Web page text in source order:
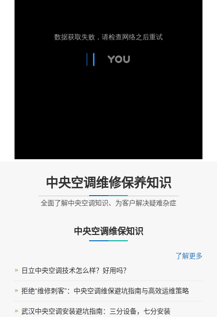
中央空调维修保养知识
全面了解中央空调知识、为客户解决疑难杂症
中央空调维保知识
了解更多
日立中央空调技术怎么样？好用吗？
拒绝“维修刺客”：中央空调维保避坑指南与高效运维策略
武汉中央空调安装避坑指南：三分设备，七分安装